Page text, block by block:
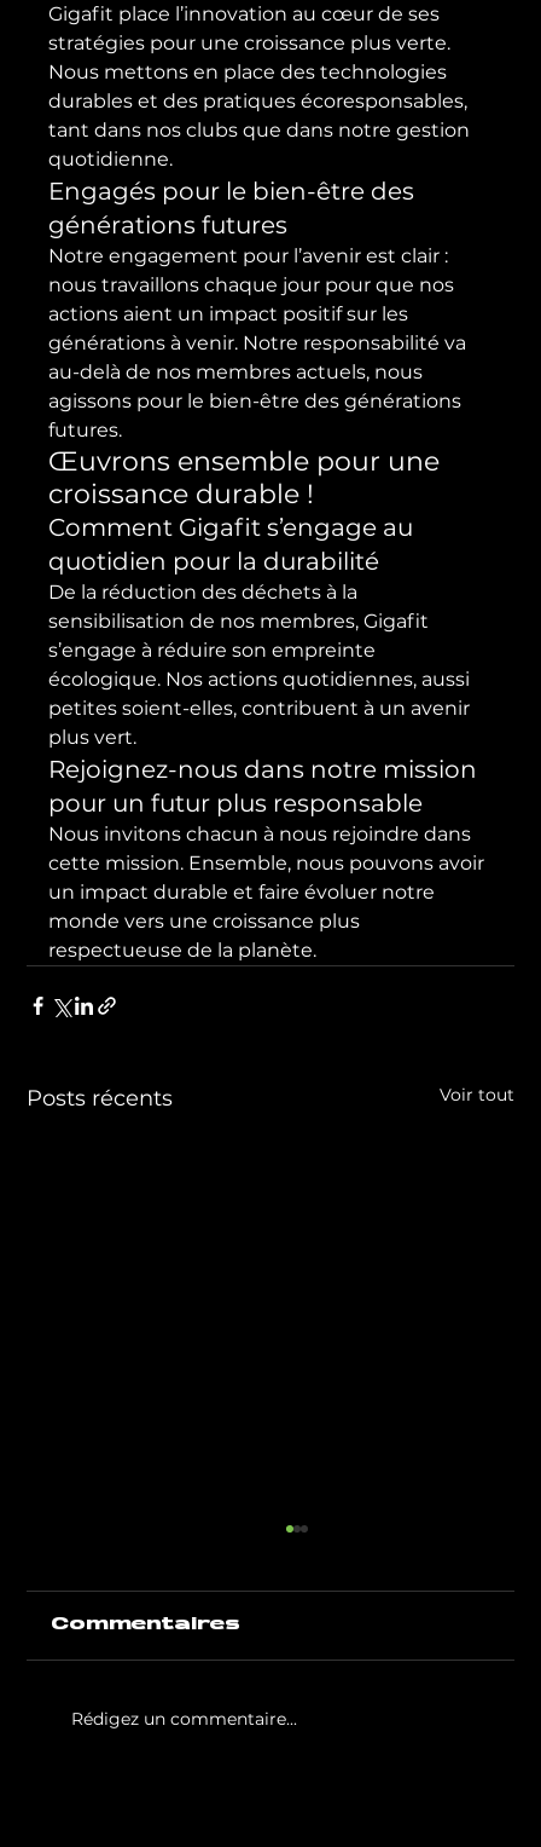
Gigafit place l’innovation au cœur de ses
stratégies pour une croissance plus verte.
Nous mettons en place des technologies
durables et des pratiques écoresponsables,
tant dans nos clubs que dans notre gestion
quotidienne.
Engagés pour le bien-être des
générations futures
Notre engagement pour l’avenir est clair :
nous travaillons chaque jour pour que nos
actions aient un impact positif sur les
générations à venir. Notre responsabilité va
au-delà de nos membres actuels, nous
agissons pour le bien-être des générations
futures.
Œuvrons ensemble pour une
croissance durable !
Comment Gigafit s’engage au
quotidien pour la durabilité
De la réduction des déchets à la
sensibilisation de nos membres, Gigafit
s’engage à réduire son empreinte
écologique. Nos actions quotidiennes, aussi
petites soient-elles, contribuent à un avenir
plus vert.
Rejoignez-nous dans notre mission
pour un futur plus responsable
Nous invitons chacun à nous rejoindre dans
cette mission. Ensemble, nous pouvons avoir
un impact durable et faire évoluer notre
monde vers une croissance plus
respectueuse de la planète.
Posts récents Voir tout
Commentaires
Rédigez un commentaire...